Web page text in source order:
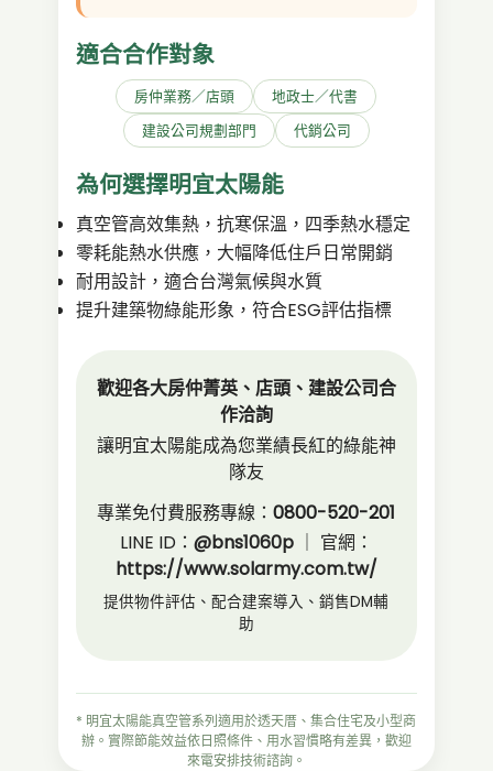
適合合作對象
房仲業務／店頭
地政士／代書
建設公司規劃部門
代銷公司
為何選擇明宜太陽能
真空管高效集熱，抗寒保溫，四季熱水穩定
零耗能熱水供應，大幅降低住戶日常開銷
耐用設計，適合台灣氣候與水質
提升建築物綠能形象，符合ESG評估指標
歡迎各大房仲菁英、店頭、建設公司合
作洽詢
讓明宜太陽能成為您業績長紅的綠能神
隊友
專業免付費服務專線：0800-520-201
LINE ID： @bns1060p
｜ 官網：
https://www.solarmy.com.tw/
提供物件評估、配合建案導入、銷售DM輔
助
* 明宜太陽能真空管系列適用於透天厝、集合住宅及小型商
辦。實際節能效益依日照條件、用水習慣略有差異，歡迎
來電安排技術諮詢。